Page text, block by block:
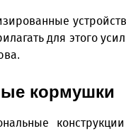
для этого
кормушки